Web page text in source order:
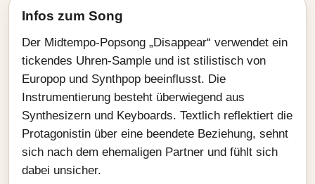
Infos zum Song
Der Midtempo-Popsong „Disappear“ verwendet ein
tickendes Uhren-Sample und ist stilistisch von
Europop und Synthpop beeinflusst. Die
Instrumentierung besteht überwiegend aus
Synthesizern und Keyboards. Textlich reflektiert die
Protagonistin über eine beendete Beziehung, sehnt
sich nach dem ehemaligen Partner und fühlt sich
dabei unsicher.